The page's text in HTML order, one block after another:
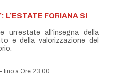
L’ESTATE FORIANA SI
un’estate all’insegna della
e della valorizzazione del
-fino a Ore 23:00